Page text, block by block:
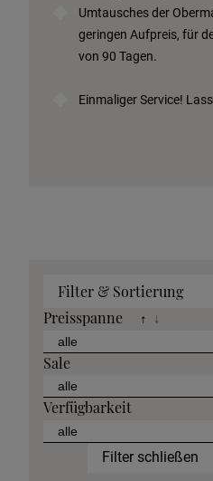
Umtausches der
geringen Aufpreis, für
von 90 Tagen.
Einmaliger Service!
Filter & Sortierung
Preisspanne
↑ ↓
Sale
Verfügbarkeit
Filter schließen